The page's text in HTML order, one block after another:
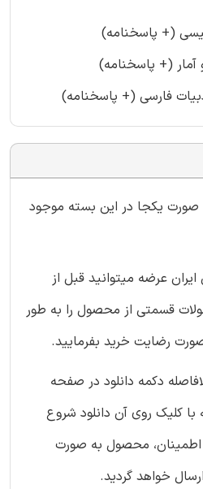
صورت یکجا در این بسته موجود
ایران عرضه میتوانید قبل از
قسمتی از محصول را به طور
صورت رضایت خرید بفرمایید.
دکمه دانلود در صفحه
کلیک روی آن دانلود شروع
محصول به صورت
خواهد گردید.